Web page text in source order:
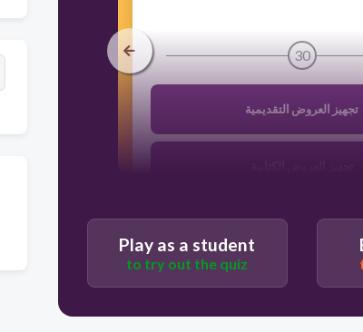
30
تجهيز العروض التقديمية
Play as a student
to try out the quiz